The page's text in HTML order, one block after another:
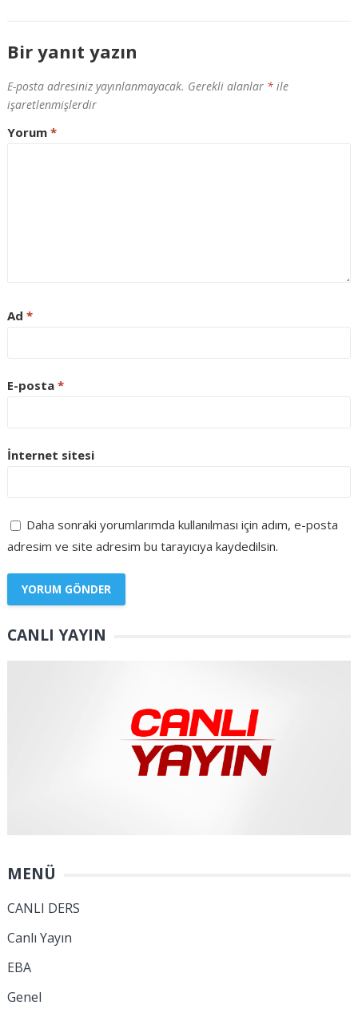
Bir yanıt yazın
E-posta adresiniz yayınlanmayacak. Gerekli alanlar *ile
işaretlenmişlerdir
Yorum *
Ad *
E-posta *
İnternet sitesi
Daha sonraki yorumlarımda kullanılması için adım, e-posta
adresim ve site adresim bu tarayıcıya kaydedilsin.
CANLI YAYIN
MENÜ
CANLI DERS
Canlı Yayın
EBA
Genel